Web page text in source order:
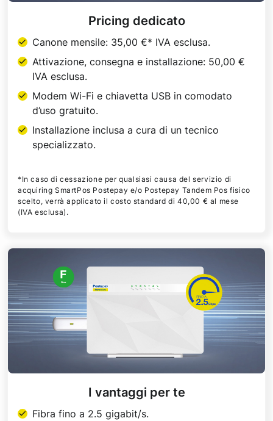
Pricing dedicato
Canone mensile: 35,00 €* IVA esclusa.
Attivazione, consegna e installazione: 50,00 €
IVA esclusa.
Modem Wi-Fi e chiavetta USB in comodato
d’uso gratuito.
Installazione inclusa a cura di un tecnico
specializzato.
*In caso di cessazione per qualsiasi causa del servizio di
acquiring SmartPos Postepay e/o Postepay Tandem Pos fisico
scelto, verrà applicato il costo standard di 40,00 € al mese
(IVA esclusa).
I vantaggi per te
Fibra fino a 2.5 gigabit/s.